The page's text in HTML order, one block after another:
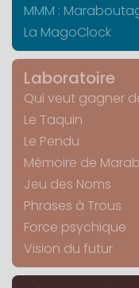
MMM :
La MagoClock
Laboratoire
Qui veut gagner
Le Taquin
Le Pendu
Mémoire de
Jeu des Noms
Phrases à Trous
Force psychique
Vision du futur